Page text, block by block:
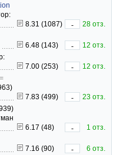
8.31 (1087) -
28 отз.
6.48 (143) -
12 отз.
7.00 (253) -
12 отз.
7.83 (499) -
23 отз.
6.17 (48)
-
1 отз.
7.16 (90) -
6 отз.